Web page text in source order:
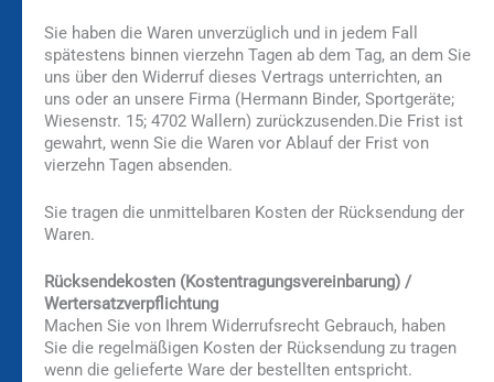
Sie haben die Waren unverzüglich und in jedem Fall
spätestens binnen vierzehn Tagen ab dem Tag, an dem Sie
uns über den Widerruf dieses Vertrags unterrichten, an
uns oder an unsere Firma (Hermann Binder, Sportgeräte;
Wiesenstr. 15; 4702 Wallern) zurückzusenden.Die Frist ist
gewahrt, wenn Sie die Waren vor Ablauf der Frist von
vierzehn Tagen absenden.
Sie tragen die unmittelbaren Kosten der Rücksendung der
Waren.
Rücksendekosten (Kostentragungsvereinbarung) /
Wertersatzverpflichtung
Machen Sie von Ihrem Widerrufsrecht Gebrauch, haben
Sie die regelmäßigen Kosten der Rücksendung zu tragen
wenn die gelieferte Ware der bestellten entspricht.